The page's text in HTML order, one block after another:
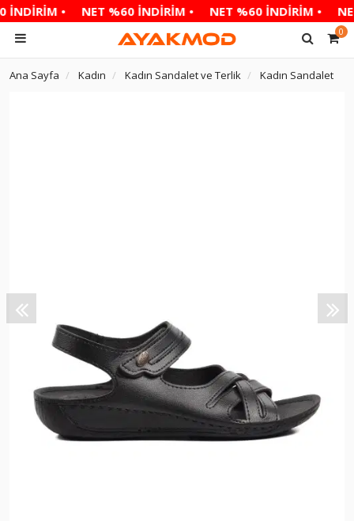
• NET %60 İNDİRİM • NET %60 İNDİRİM •
0
Ana Sayfa Kadın Kadın Sandalet ve Terlik Kadın Sandalet